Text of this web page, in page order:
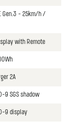
Gen.3 - 25km/h /
with Remote
2A
9 SGS shadow
9 display